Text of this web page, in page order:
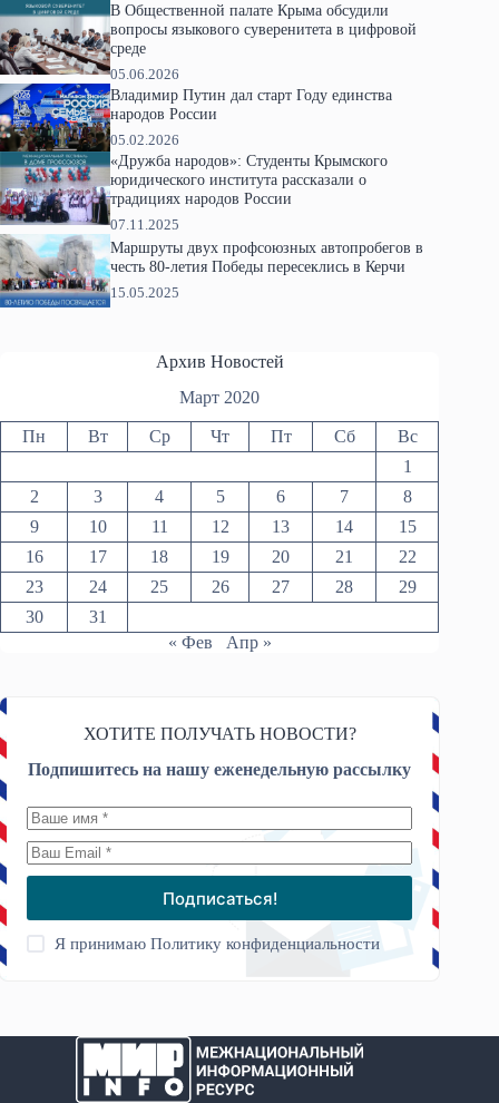
В Общественной палате Крыма обсудили
вопросы языкового суверенитета в цифровой
среде
05.06.2026
Владимир Путин дал старт Году единства
народов России
05.02.2026
«Дружба народов»: Студенты Крымского
юридического института рассказали о
традициях народов России
07.11.2025
Маршруты двух профсоюзных автопробегов в
честь 80-летия Победы пересеклись в Керчи
15.05.2025
Архив Новостей
Март 2020
Пн Вт Ср Чт Пт Сб
Вс
1
2
3 4 5 6 7
8
9
10 11 12 13 14
15
16
17 18 19 20 21
22
23
24 25 26 27 28
29
30
31
« Фев
Апр »
ХОТИТЕ ПОЛУЧАТЬ НОВОСТИ?
Подпишитесь на нашу еженедельную рассылку
Подписаться!
Я принимаюПолитику конфиденциальности